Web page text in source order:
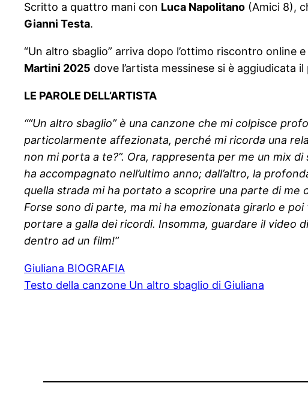
Scritto a quattro mani con Luca Napolitano (Amici 8),
Gianni Testa.
“Un altro sbaglio” arriva dopo l’ottimo riscontro online
Martini 2025 dove l’artista messinese si è aggiudicata
LE PAROLE DELL’ARTISTA
““Un altro sbaglio” è una canzone che mi colpisce
particolarmente affezionata, perché mi ricorda una
non mi porta a te?”. Ora, rappresenta per me un mix
ha accompagnato nell’ultimo anno; dall’altro, la
quella strada mi ha portato a scoprire una parte di me
Forse sono di parte, ma mi ha emozionata girarlo e
portare a galla dei ricordi. Insomma, guardare il video
dentro ad un film!”
Giuliana BIOGRAFIA
Testo della canzone Un altro sbaglio di Giuliana